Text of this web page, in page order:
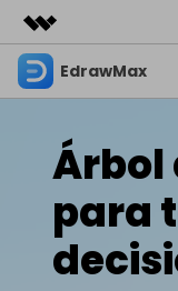
Productos
Utilidades
Resumen
Soluciones
Quiénes somos
Sala de prensa
EdrawMax
Para diagramas
Diagrama de
Árbol
para